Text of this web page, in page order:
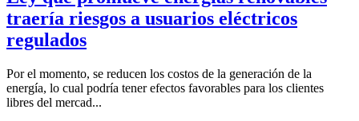
traería riesgos a usuarios eléctricos
regulados
Por el momento, se reducen los costos de la generación de la
energía, lo cual podría tener efectos favorables para los clientes
libres del mercad...